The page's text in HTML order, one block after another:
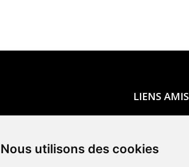
Nous utilisons des cookies
LIENS AMIS